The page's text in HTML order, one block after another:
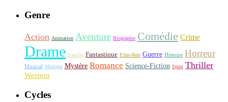
Genre
Action Animation Aventure Biographie Comédie Crime
Drame Famille Fantastique Film-Noir Guerre Histoire Horreur
Musical Musique Mystère Romance Science-Fiction Sport Thriller
Western
Cycles